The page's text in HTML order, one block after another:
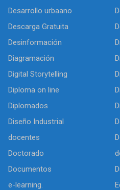
Desarrollo urbaano
Descarga Gratuita
Desinformación
Diagramación
Digital Storytelling
Diploma on line
Diplomados
Diseño Industrial
docentes
Doctorado
Documentos
e-learning.